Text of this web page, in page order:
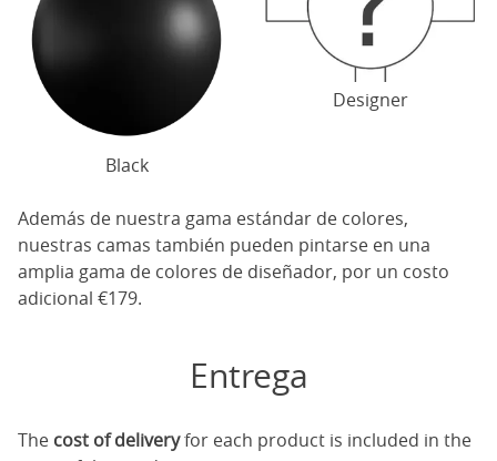
Black
Designer
Además de nuestra gama estándar de colores,
nuestras camas también pueden pintarse en una
amplia gama de colores de diseñador, por un costo
adicional €179.
Entrega
The cost of deliveryfor each product is included in the